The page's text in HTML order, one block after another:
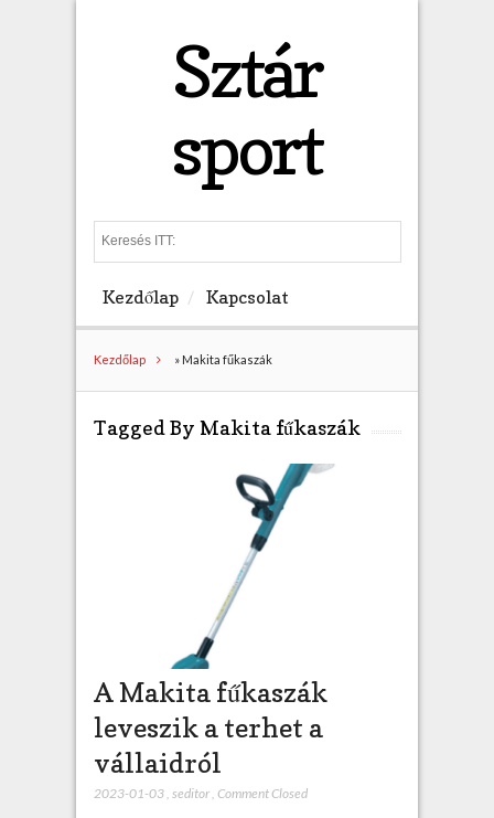
Sztár
sport
e
h
Kezdőlap Kapcsolat
Kezdőlap » Makita fűkaszák
Tagged By Makita fűkaszák
A Makita fűkaszák
leveszik a terhet a
vállaidról
2023-01-03, seditor, Comment Closed